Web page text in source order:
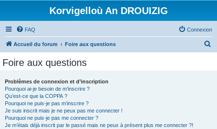
Korvigelloù An DROUIZIG
FAQ Connexion
Accueil du forum Foire aux questions
Foire aux questions
Problèmes de connexion et d’inscription
Pourquoi ai-je besoin de m’inscrire ?
Qu’est-ce que la COPPA ?
Pourquoi ne puis-je pas m’inscrire ?
Je suis inscrit mais je ne peux pas me connecter !
Pourquoi ne puis-je pas me connecter ?
Je m’étais déjà inscrit par le passé mais ne peux à présent plus me connecter ?!